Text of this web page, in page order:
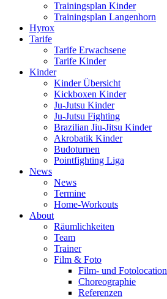
Trainingsplan Kinder
Trainingsplan Langenhorn
Hyrox
Tarife
Tarife Erwachsene
Tarife Kinder
Kinder
Kinder Übersicht
Kickboxen Kinder
Ju-Jutsu Kinder
Ju-Jutsu Fighting
Brazilian Jiu-Jitsu Kinder
Akrobatik Kinder
Budoturnen
Pointfighting Liga
News
News
Termine
Home-Workouts
About
Räumlichkeiten
Team
Trainer
Film & Foto
Film- und Fotolocation
Choreographie
Referenzen